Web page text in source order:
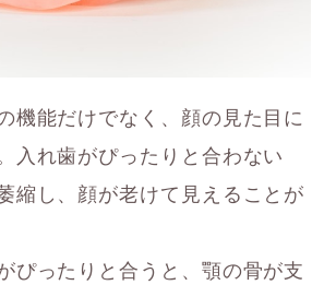
機能だけでなく、顔の見た目に
入れ歯がぴったりと合わない
縮し、顔が老けて見えることが
ぴったりと合うと、顎の骨が支